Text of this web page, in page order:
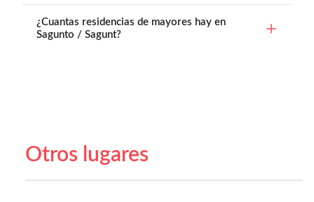
¿Cuantas residencias de mayores hay en
Sagunto / Sagunt?
Otros lugares